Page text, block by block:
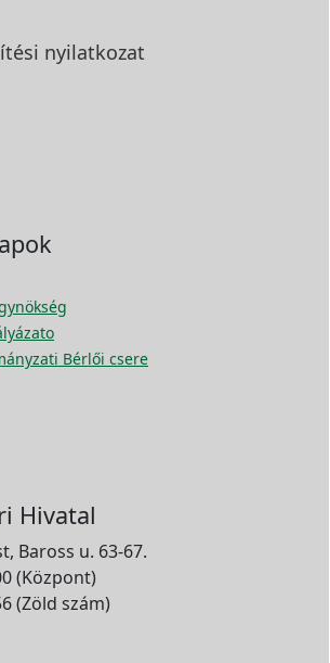
nyilatkozat
Bérlői csere
Hivatal
Baross u. 63-67.
(Központ)
(Zöld szám)